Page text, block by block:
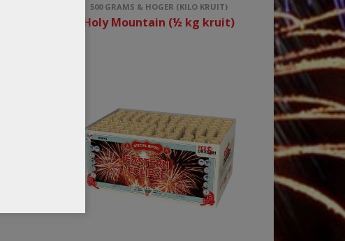
500 GRAMS & HOGER (KILO KRUIT)
Holy Mountain (½ kg kruit)